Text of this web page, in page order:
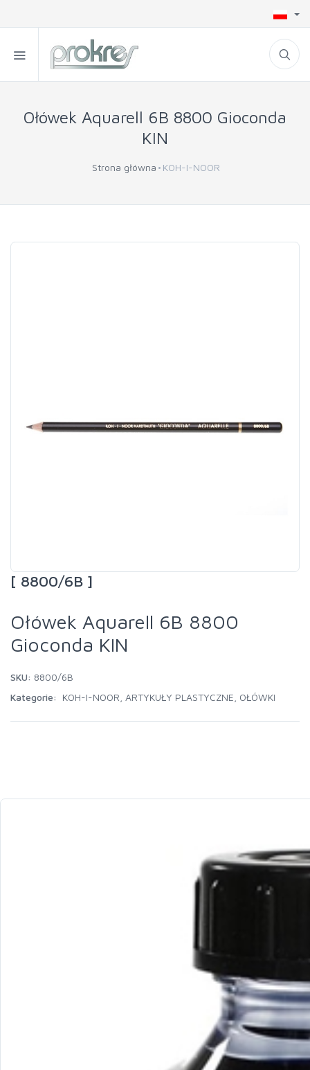
Ołówek Aquarell 6B 8800 Gioconda
KIN
Strona główna KOH-I-NOOR
[ 8800/6B ]
Ołówek Aquarell 6B 8800
Gioconda KIN
SKU: 8800/6B
Kategorie:
KOH-I-NOOR ARTYKUŁY PLASTYCZNE OŁÓWKI